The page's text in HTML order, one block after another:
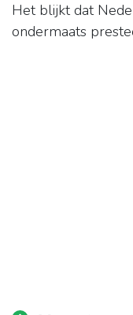
Het blijkt dat
ondermaats